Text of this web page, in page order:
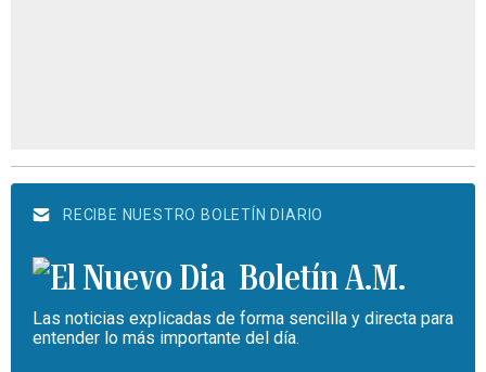
RECIBE NUESTRO BOLETÍN DIARIO
Boletín A.M.
Las noticias explicadas de forma sencilla y directa para
entender lo más importante del día.